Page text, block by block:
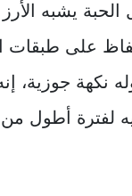
الحبة يشبه
على طبقات
نكهة جوزية،
أطول من